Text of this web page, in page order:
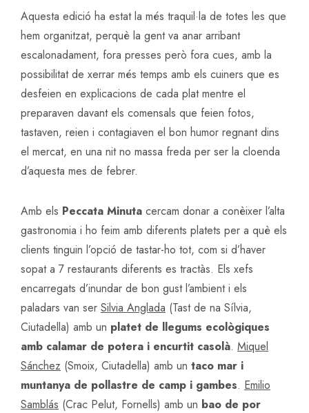
Aquesta edició ha estat la més traquil·la de totes les que
hem organitzat, perquè la gent va anar arribant
escalonadament, fora presses però fora cues, amb la
possibilitat de xerrar més temps amb els cuiners que es
desfeien en explicacions de cada plat mentre el
preparaven davant els comensals que feien fotos,
tastaven, reien i contagiaven el bon humor regnant dins
el mercat, en una nit no massa freda per ser la cloenda
d’aquesta mes de febrer.
Amb els Peccata Minuta cercam donar a conèixer l’alta
gastronomia i ho feim amb diferents platets per a què els
clients tinguin l’opció de tastar-ho tot, com si d’haver
sopat a 7 restaurants diferents es tractàs. Els xefs
encarregats d’inundar de bon gust l’ambient i els
paladars van ser Silvia Anglada (Tast de na Sílvia,
Ciutadella) amb un platet de llegums ecològiques
amb calamar de potera i encurtit casolà. Miquel
Sánchez (Smoix, Ciutadella) amb un taco mar i
muntanya de pollastre de camp i gambes. Emilio
Samblás (Crac Pelut, Fornells) amb un bao de por